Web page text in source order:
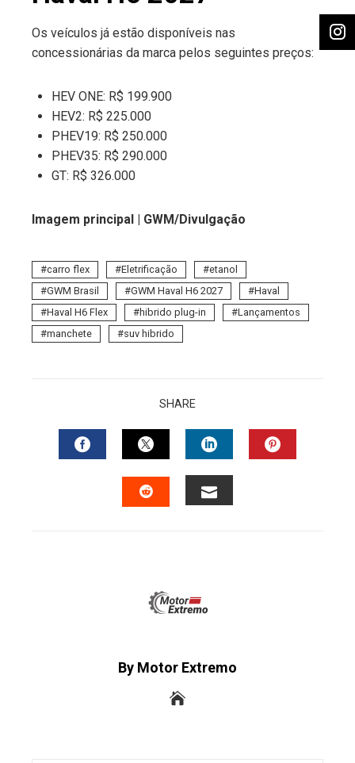
Os veículos já estão disponíveis nas
concessionárias da marca pelos seguintes preços:
HEV ONE: R$ 199.900
HEV2: R$ 225.000
PHEV19: R$ 250.000
PHEV35: R$ 290.000
GT: R$ 326.000
Imagem principal | GWM/Divulgação
carro flex Eletrificação
etanol
GWM Brasil
GWM Haval H6 2027
Haval
Haval H6 Flex
hibrido plug-in
Lançamentos
manchete
suv hibrido
SHARE
FACEBOOKTWITTERLINKEDIN
By Motor Extremo